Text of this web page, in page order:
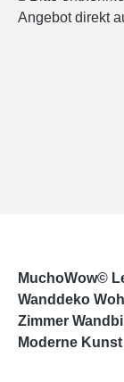
Angebot direkt
MuchoWow©
Wanddeko
Zimmer
Moderne